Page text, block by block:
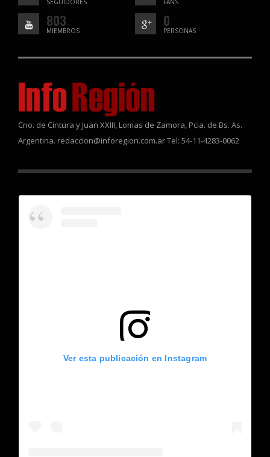
SEGUIDORES FANS
803
MIEMBROS
0
PERSONAS
Cno. de Cintura y Juan XXIII, Lomas de Zamora, Pcia. de Bs. As.
Argentina. redaccion@inforegion.com.ar Tel: 54-11-4283-0062
Ver esta publicación en Instagram